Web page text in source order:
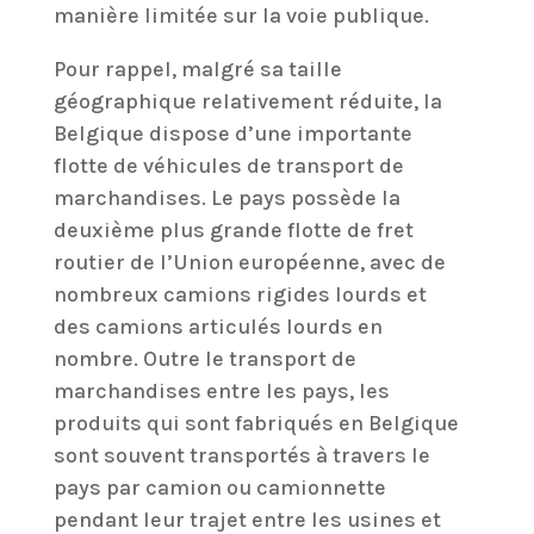
manière limitée sur la voie publique.
Pour rappel, malgré sa taille
géographique relativement réduite, la
Belgique dispose d’une importante
flotte de véhicules de transport de
marchandises. Le pays possède la
deuxième plus grande flotte de fret
routier de l’Union européenne, avec de
nombreux camions rigides lourds et
des camions articulés lourds en
nombre. Outre le transport de
marchandises entre les pays, les
produits qui sont fabriqués en Belgique
sont souvent transportés à travers le
pays par camion ou camionnette
pendant leur trajet entre les usines et